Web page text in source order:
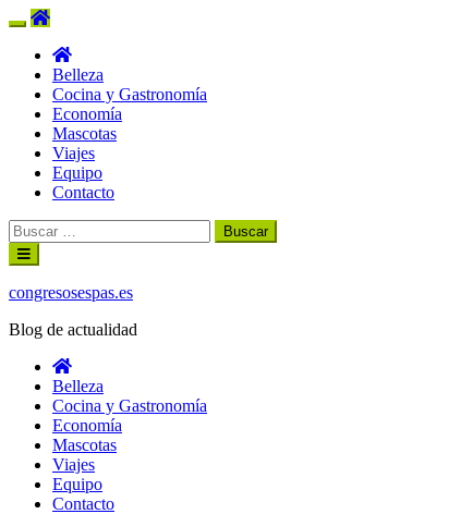
Belleza
Cocina y Gastronomía
Economía
Mascotas
Viajes
Equipo
Contacto
Buscar:
Ir
al
contenido
congresosespas.es
Blog de actualidad
Belleza
Cocina y Gastronomía
Economía
Mascotas
Viajes
Equipo
Contacto